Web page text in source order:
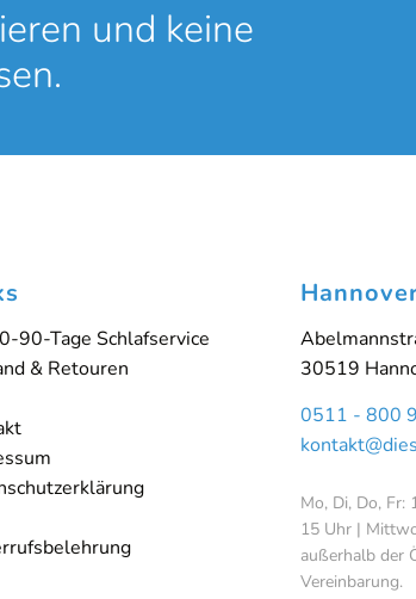
Inhalt entsperren
und keine
90-Tage Schlafservice
& Retouren
30519
0511 - 800
Mo, Di, Do, Fr:
15 Uhr |
außerhalb der
Vereinbarung.